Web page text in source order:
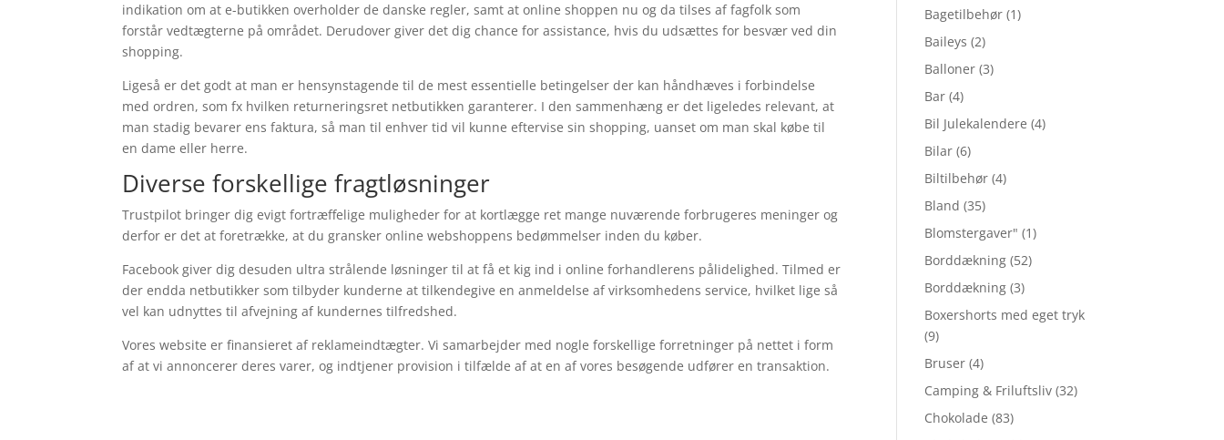
indikation om at e-butikken overholder de danske regler, samt at online shoppen nu og da tilses af fagfolk som
forstår vedtægterne på området. Derudover giver det dig chance for assistance, hvis du udsættes for besvær ved din
shopping.
Ligeså er det godt at man er hensynstagende til de mest essentielle betingelser der kan håndhæves i forbindelse
med ordren, som fx hvilken returneringsret netbutikken garanterer. I den sammenhæng er det ligeledes relevant, at
man stadig bevarer ens faktura, så man til enhver tid vil kunne eftervise sin shopping, uanset om man skal købe til
en dame eller herre.
Diverse forskellige fragtløsninger
Trustpilot bringer dig evigt fortræffelige muligheder for at kortlægge ret mange nuværende forbrugeres meninger og
derfor er det at foretrække, at du gransker online webshoppens bedømmelser inden du køber.
Facebook giver dig desuden ultra strålende løsninger til at få et kig ind i online forhandlerens pålidelighed. Tilmed er
der endda netbutikker som tilbyder kunderne at tilkendegive en anmeldelse af virksomhedens service, hvilket lige så
vel kan udnyttes til afvejning af kundernes tilfredshed.
Vores website er finansieret af reklameindtægter. Vi samarbejder med nogle forskellige forretninger på nettet i form
af at vi annoncerer deres varer, og indtjener provision i tilfælde af at en af vores besøgende udfører en transaktion.
Bagetilbehør (1)
Baileys (2)
Balloner (3)
Bar (4)
Bil Julekalendere (4)
Bilar (6)
Biltilbehør (4)
Bland (35)
Blomstergaver" (1)
Borddækning (52)
Borddækning (3)
Boxershorts med eget tryk
(9)
Bruser (4)
Camping & Friluftsliv (32)
Chokolade (83)